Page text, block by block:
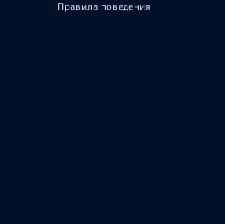
Правила поведения